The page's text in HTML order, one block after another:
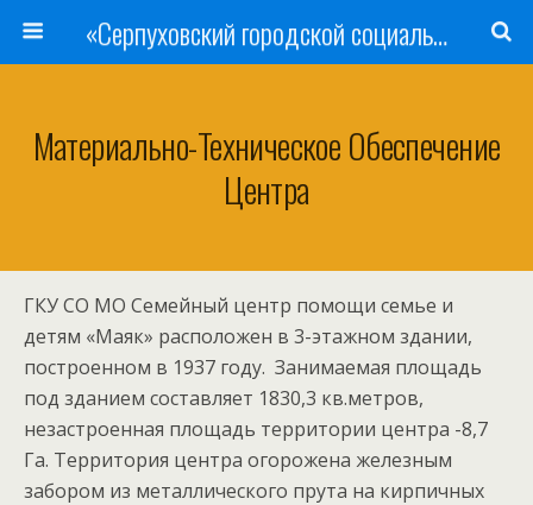
«Серпуховский городской социально-реабилитационный Центр для несовершеннолетних»
Материально-Техническое Обеспечение
Центра
ГКУ СО МО Семейный центр помощи семье и
детям «Маяк» расположен в 3-этажном здании,
построенном в 1937 году. Занимаемая площадь
под зданием составляет 1830,3 кв.метров,
незастроенная площадь территории центра -8,7
Га. Территория центра огорожена железным
забором из металлического прута на кирпичных